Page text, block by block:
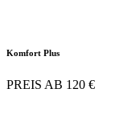
Komfort Plus
PREIS AB 120 €